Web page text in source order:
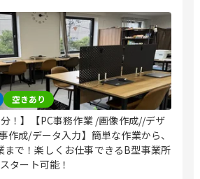
空きあり
分！】【PC事務作業 /画像作成//デザ
作成/データ入力】簡単な作業から、
まで！楽しくお仕事できるB型事業所
タート可能！